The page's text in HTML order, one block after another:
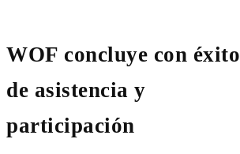
WOF concluye con éxito
de asistencia y
participación